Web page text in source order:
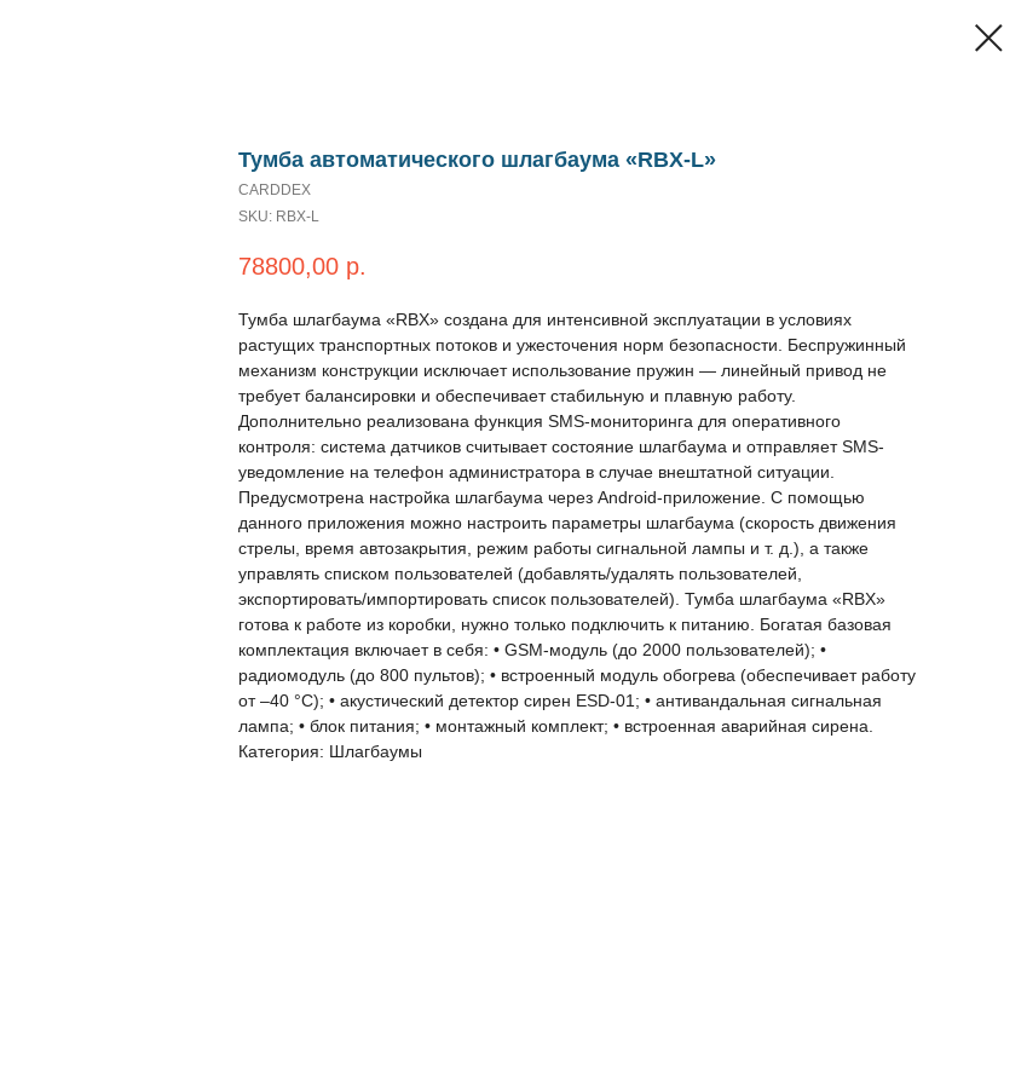
Тумба автоматического шлагбаума «RBX-L»
CARDDEX
SKU: RBX-L
78800,00 р.
Тумба шлагбаума «RBX» создана для интенсивной эксплуатации в условиях
растущих транспортных потоков и ужесточения норм безопасности. Беспружинный
механизм конструкции исключает использование пружин — линейный привод не
требует балансировки и обеспечивает стабильную и плавную работу.
Дополнительно реализована функция SMS-мониторинга для оперативного
контроля: система датчиков считывает состояние шлагбаума и отправляет SMS-
уведомление на телефон администратора в случае внештатной ситуации.
Предусмотрена настройка шлагбаума через Android-приложение. С помощью
данного приложения можно настроить параметры шлагбаума (скорость движения
стрелы, время автозакрытия, режим работы сигнальной лампы и т. д.), а также
управлять списком пользователей (добавлять/удалять пользователей,
экспортировать/импортировать список пользователей). Тумба шлагбаума «RBX»
готова к работе из коробки, нужно только подключить к питанию. Богатая базовая
комплектация включает в себя: • GSM-модуль (до 2000 пользователей); •
радиомодуль (до 800 пультов); • встроенный модуль обогрева (обеспечивает работу
от –40 °C); • акустический детектор сирен ESD-01; • антивандальная сигнальная
лампа; • блок питания; • монтажный комплект; • встроенная аварийная сирена.
Категория: Шлагбаумы